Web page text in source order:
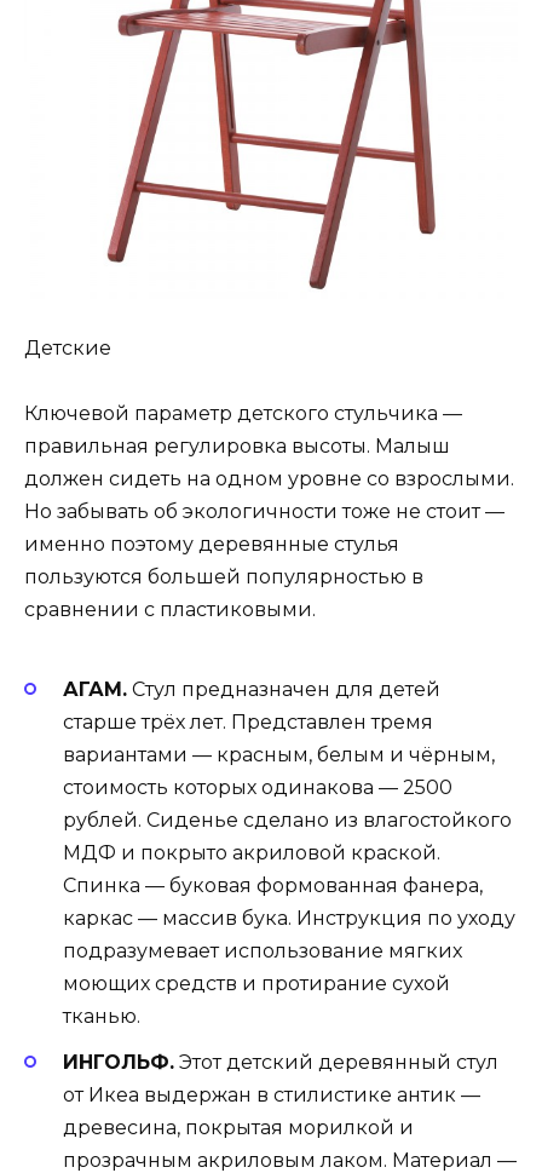
Детские
Ключевой параметр детского стульчика —
правильная регулировка высоты. Малыш
должен сидеть на одном уровне со взрослыми.
Но забывать об экологичности тоже не стоит —
именно поэтому деревянные стулья
пользуются большей популярностью в
сравнении с пластиковыми.
АГАМ. Стул предназначен для детей
старше трёх лет. Представлен тремя
вариантами — красным, белым и чёрным,
стоимость которых одинакова — 2500
рублей. Сиденье сделано из влагостойкого
МДФ и покрыто акриловой краской.
Спинка — буковая формованная фанера,
каркас — массив бука. Инструкция по уходу
подразумевает использование мягких
моющих средств и протирание сухой
тканью.
ИНГОЛЬФ. Этот детский деревянный стул
от Икеа выдержан в стилистике антик —
древесина, покрытая морилкой и
прозрачным акриловым лаком. Материал —